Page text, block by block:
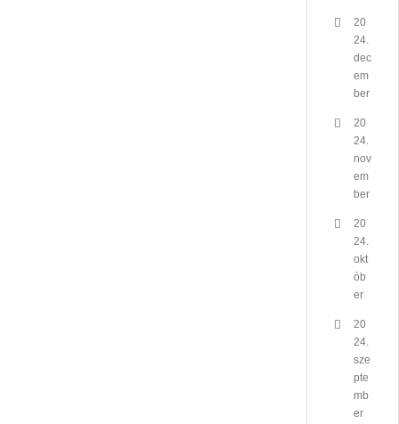
20
24.
dec
em
ber
20
24.
nov
em
ber
20
24.
okt
ób
er
20
24.
sze
pte
mb
er